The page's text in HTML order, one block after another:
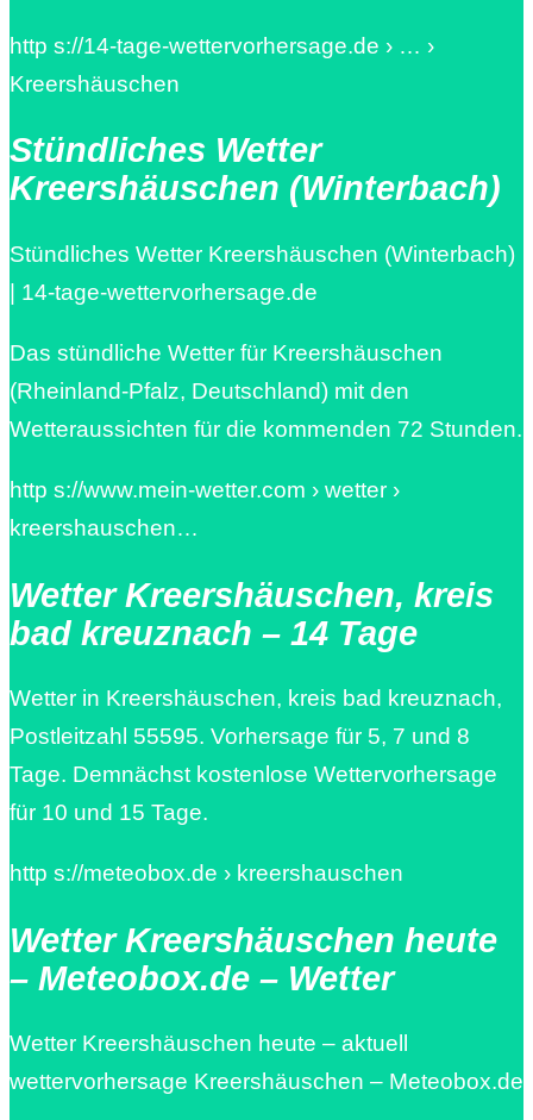
http s://14-tage-wettervorhersage.de › … ›
Kreershäuschen
Stündliches Wetter
Kreershäuschen (Winterbach)
Stündliches Wetter Kreershäuschen (Winterbach)
| 14-tage-wettervorhersage.de
Das stündliche Wetter für Kreershäuschen
(Rheinland-Pfalz, Deutschland) mit den
Wetteraussichten für die kommenden 72 Stunden.
http s://www.mein-wetter.com › wetter ›
kreershauschen…
Wetter Kreershäuschen, kreis
bad kreuznach – 14 Tage
Wetter in Kreershäuschen, kreis bad kreuznach,
Postleitzahl 55595. Vorhersage für 5, 7 und 8
Tage. Demnächst kostenlose Wettervorhersage
für 10 und 15 Tage.
http s://meteobox.de › kreershauschen
Wetter Kreershäuschen heute
– Meteobox.de – Wetter
Wetter Kreershäuschen heute – aktuell
wettervorhersage Kreershäuschen – Meteobox.de